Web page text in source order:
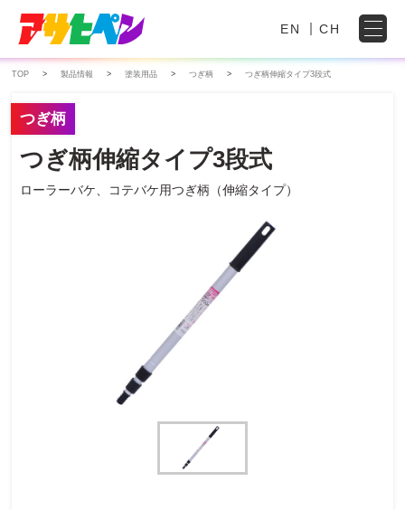
EN CH
TOP 製品情報 塗装用品 つぎ柄 つぎ柄伸縮タイプ3段式
つぎ柄
つぎ柄伸縮タイプ3段式
ローラーバケ、コテバケ用つぎ柄（伸縮タイプ）